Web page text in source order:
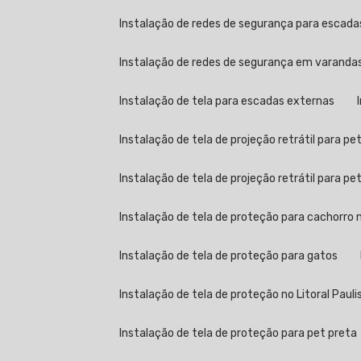
Instalação de redes de segurança para
Instalação de redes de segurança em
Instalação de tela para escadas externas
Instalação de tela de projeção retrátil para
Instalação de tela de projeção retrátil para
Instalação de tela de proteção para cachorro
Instalação de tela de proteção para gatos
Instalação de tela de proteção no Litoral
Instalação de tela de proteção para pet preta